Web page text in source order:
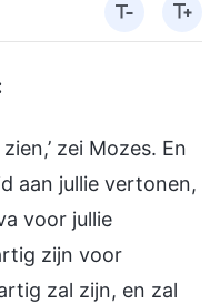
zei Mozes. En
aan jullie vertonen,
voor jullie
zijn voor
zal zijn, en zal